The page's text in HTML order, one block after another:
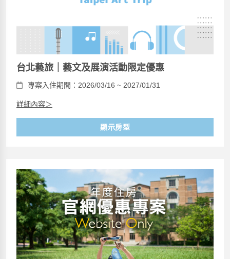
台北藝旅｜藝文及展演活動限定優惠
專案入住期間：2026/03/16 ~ 2027/01/31
詳細內容＞
顯示房型